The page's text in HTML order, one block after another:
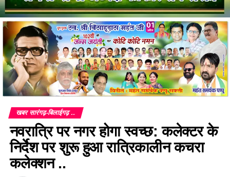
खबर सारंगढ़-बिलाईगढ़ ..
नवरात्रि पर नगर होगा स्वच्छ: कलेक्टर के
निर्देश पर शुरू हुआ रात्रिकालीन कचरा
कलेक्शन ..